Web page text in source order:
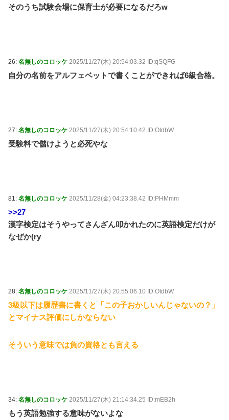
そのうち試験会場に保育士が必要になるだろw
26: 名無しのコロッケ 2025/11/27(木) 20:54:03.32 ID:qSQFG
自分の名前をアルフェベットで書くことができれば6級合格。
27: 名無しのコロッケ 2025/11/27(木) 20:54:10.42 ID:OtdbW
受験料で儲けようと必死やな
81: 名無しのコロッケ 2025/11/28(金) 04:23:38.42 ID:PHMmm
>>27
漢字検定はそうやってさんざん叩かれたのに英語検定だけが
なぜか(ry
28: 名無しのコロッケ 2025/11/27(木) 20:55:06.10 ID:OtdbW
3級以下は履歴書に書くと「この子おかしいんじゃないの？」
とマイナス評価にしかならない
そういう意味では負の資格とも言える
34: 名無しのコロッケ 2025/11/27(木) 21:14:34.25 ID:mEB2h
もう英語勉強する意味がないよな